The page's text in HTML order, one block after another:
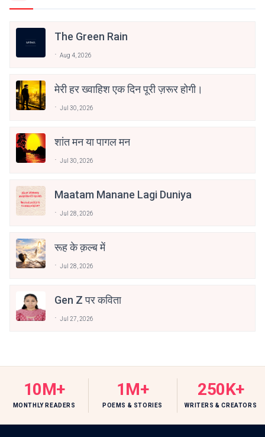
The Green Rain
Aug 4, 2026
मेरी हर ख्वाहिश एक दिन पूरी ज़रूर होगी।
Jul 30, 2026
शांत मन या पागल मन
Jul 30, 2026
Maatam Manane Lagi Duniya
Jul 28, 2026
रूह के क़ल्ब में
Jul 28, 2026
Gen Z पर कविता
Jul 27, 2026
10M+
MONTHLY READERS
1M+
POEMS & STORIES
250K+
WRITERS & CREATORS